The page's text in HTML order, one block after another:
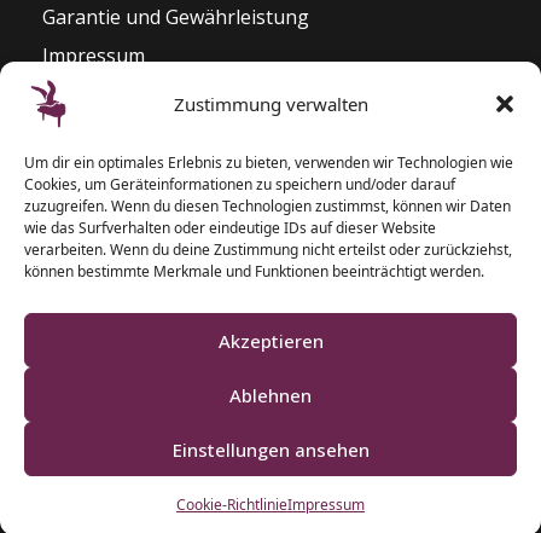
Zustimmung verwalten
Um dir ein optimales Erlebnis zu bieten, verwenden wir Technologien wie
Cookies, um Geräteinformationen zu speichern und/oder darauf
zuzugreifen. Wenn du diesen Technologien zustimmst, können wir Daten
wie das Surfverhalten oder eindeutige IDs auf dieser Website
verarbeiten. Wenn du deine Zustimmung nicht erteilst oder zurückziehst,
können bestimmte Merkmale und Funktionen beeinträchtigt werden.
Akzeptieren
Ablehnen
Einstellungen ansehen
Cookie-RichtlinieImpressum
Garantie und Gewährleistung
Impressum
Widerrufsrecht
Kontakt
Pianozentrum Hoppe
Sophienblatt 82 – 86
24114 Kiel
T: 0431 – 5 50 87 77
F: 0431 – 2 00 40 09
Klaviere und Pianos aus Schleswig-Holstein